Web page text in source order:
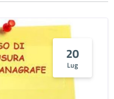
20
Lug